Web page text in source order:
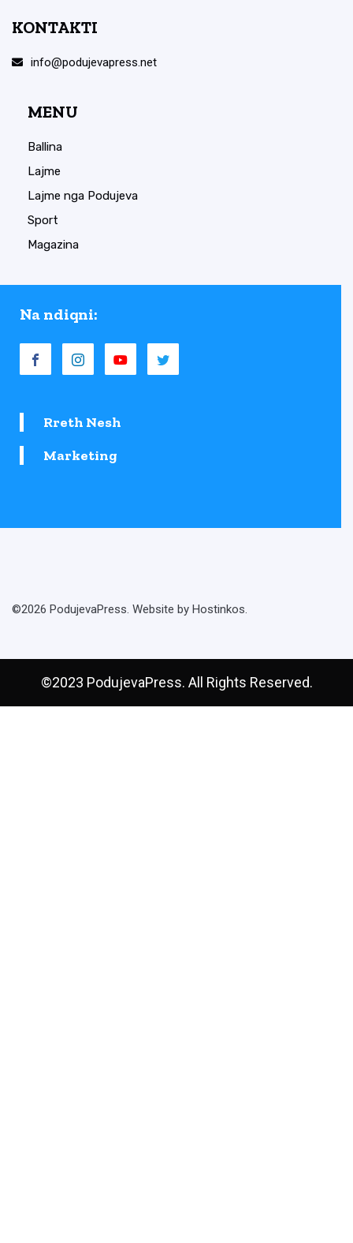
KONTAKTI
info@podujevapress.net
MENU
Ballina
Lajme
Lajme nga Podujeva
Sport
Magazina
Na ndiqni:
Rreth Nesh
Marketing
©2026 PodujevaPress. Website by Hostinkos.
©2023 PodujevaPress. All Rights Reserved.